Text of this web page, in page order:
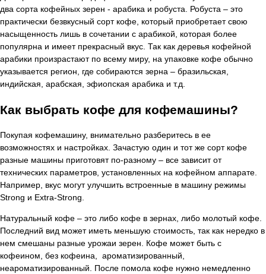
два сорта кофейных зерен - арабика и робуста. Робуста – это
практически безвкусный сорт кофе, который приобретает свою
насыщенность лишь в сочетании с арабикой, которая более
популярна и имеет прекрасный вкус. Так как деревья кофейной
арабики произрастают по всему миру, на упаковке кофе обычно
указывается регион, где собираются зерна – бразильская,
индийская, арабская, эфиопская арабика и т.д.
Как выбрать кофе для кофемашины?
Покупая кофемашину, внимательно разберитесь в ее
возможностях и настройках. Зачастую один и тот же сорт кофе
разные машины приготовят по-разному – все зависит от
технических параметров, установленных на кофейном аппарате.
Например, вкус могут улучшить встроенные в машину режимы
Strong и Extra-Strong.
Натуральный кофе – это либо кофе в зернах, либо молотый кофе.
Последний вид может иметь меньшую стоимость, так как нередко в
нем смешаны разные урожаи зерен. Кофе может быть с
кофеином, без кофеина, ароматизированный,
неароматизированный. После помола кофе нужно немедленно